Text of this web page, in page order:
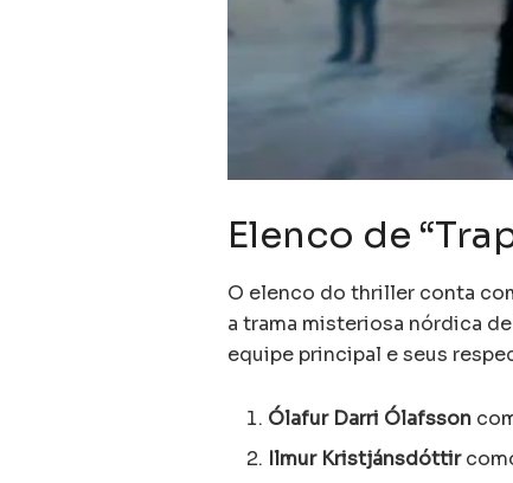
Elenco de
O elenco do thriller conta
a trama misteriosa nórdica
equipe principal e seus
Ólafur Darri Ólafsson
Ilmur Kristjánsdóttir